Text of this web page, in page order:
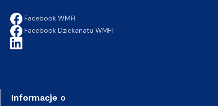
Facebook WMFI
Facebook Dziekanatu WMFI
Informacje o